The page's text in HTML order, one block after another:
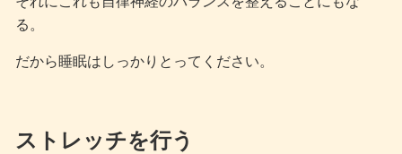
る。
だから睡眠はしっかりとってください。
ストレッチを行う